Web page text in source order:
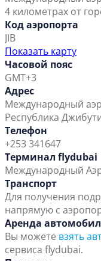
4 километрах от
Код аэропорта
JIB
Показать карту
Часовой пояс
GMT+3
Адрес
Международный
Республика
Телефон
+253 341647
Терминал flydubai
Международный
Транспорт
Для получения
напрямую с
Аренда
Вы можете взять
сервиса flydubai.